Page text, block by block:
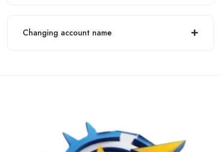
Changing account name